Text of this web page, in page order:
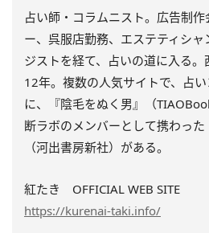
占い師・コラムニスト。広告制
ー、呉服店勤務、エステティシ
ジストを経て、占いの道に入る
12年。複数の人気サイトで、占
に、『陰毛をぬく男』（
断ラボのメンバーとして携わった
（河出書房新社）がある。
紅たき OFFICIAL WEB SITE
https://kurenai-taki.info/